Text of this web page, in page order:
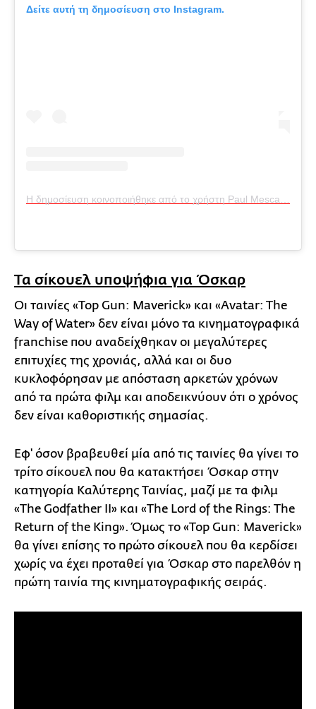
Δείτε αυτή τη δημοσίευση στο Instagram.
Τα σίκουελ υποψήφια για Όσκαρ
Οι ταινίες «Top Gun: Maverick» και «Avatar: The
Way of Water» δεν είναι μόνο τα κινηματογραφικά
franchise που αναδείχθηκαν οι μεγαλύτερες
επιτυχίες της χρονιάς, αλλά και οι δυο
κυκλοφόρησαν με απόσταση αρκετών χρόνων
από τα πρώτα φιλμ και αποδεικνύουν ότι ο χρόνος
δεν είναι καθοριστικής σημασίας.
Εφ' όσον βραβευθεί μία από τις ταινίες θα γίνει το
τρίτο σίκουελ που θα κατακτήσει Όσκαρ στην
κατηγορία Καλύτερης Ταινίας, μαζί με τα φιλμ
«The Godfather II» και «The Lord of the Rings: The
Return of the King». Όμως το «Top Gun: Maverick»
θα γίνει επίσης το πρώτο σίκουελ που θα κερδίσει
χωρίς να έχει προταθεί για Όσκαρ στο παρελθόν η
πρώτη ταινία της κινηματογραφικής σειράς.